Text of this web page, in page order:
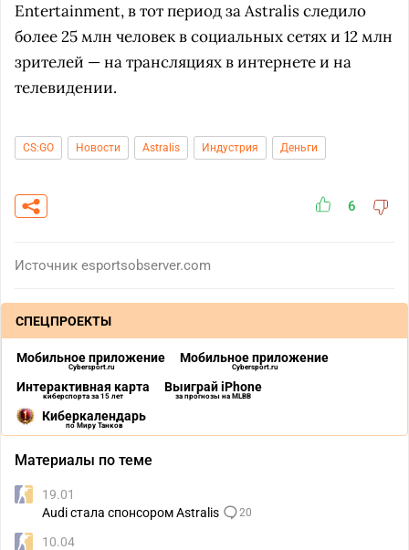
Entertainment, в тот период за Astralis следило
более 25 млн человек в социальных сетях и 12 млн
зрителей — на трансляциях в интернете и на
телевидении.
CS:GO Новости Astralis Индустрия Деньги
6
Источник esportsobserver.com
СПЕЦПРОЕКТЫ
Мобильное приложение
Cybersport.ru
Мобильное приложение
Cybersport.ru
Интерактивная карта
киберспорта за 15 лет
Выиграй iPhone
за прогнозы на MLBB
Киберкалендарь
по Миру Танков
Материалы по теме
19.01
Audi стала спонсором Astralis
20
10.04